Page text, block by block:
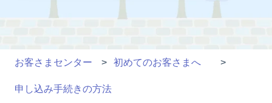
お客さまセンター 初めてのお客さまへ
申し込み手続きの方法